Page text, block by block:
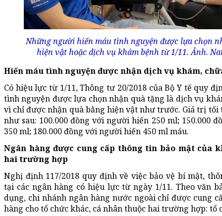
Những người hiến máu tình nguyện được lựa chọn
hiện vật hoặc dịch vụ khám bệnh từ 1/11. Ảnh.
Hiến máu tình nguyện được nhận dịch vụ khám,
Có hiệu lực từ 1/11, Thông tư 20/2018 của Bộ Y tế quy
tình nguyện được lựa chọn nhận quà tặng là dịch vụ
vì chỉ được nhận quà bằng hiện vật như trước. Giá trị tối
như sau: 100.000 đồng với người hiến 250 ml; 150.000
350 ml; 180.000 đồng với người hiến 450 ml máu.
Ngân hàng được cung cấp thông tin bảo mật của
hai trường hợp
Nghị định 117/2018 quy định về việc bảo vệ bí mật,
tại các ngân hàng có hiệu lực từ ngày 1/11. Theo văn
dụng, chi nhánh ngân hàng nước ngoài chỉ được cung
hàng cho tổ chức khác, cá nhân thuộc hai trường hợp: tổ